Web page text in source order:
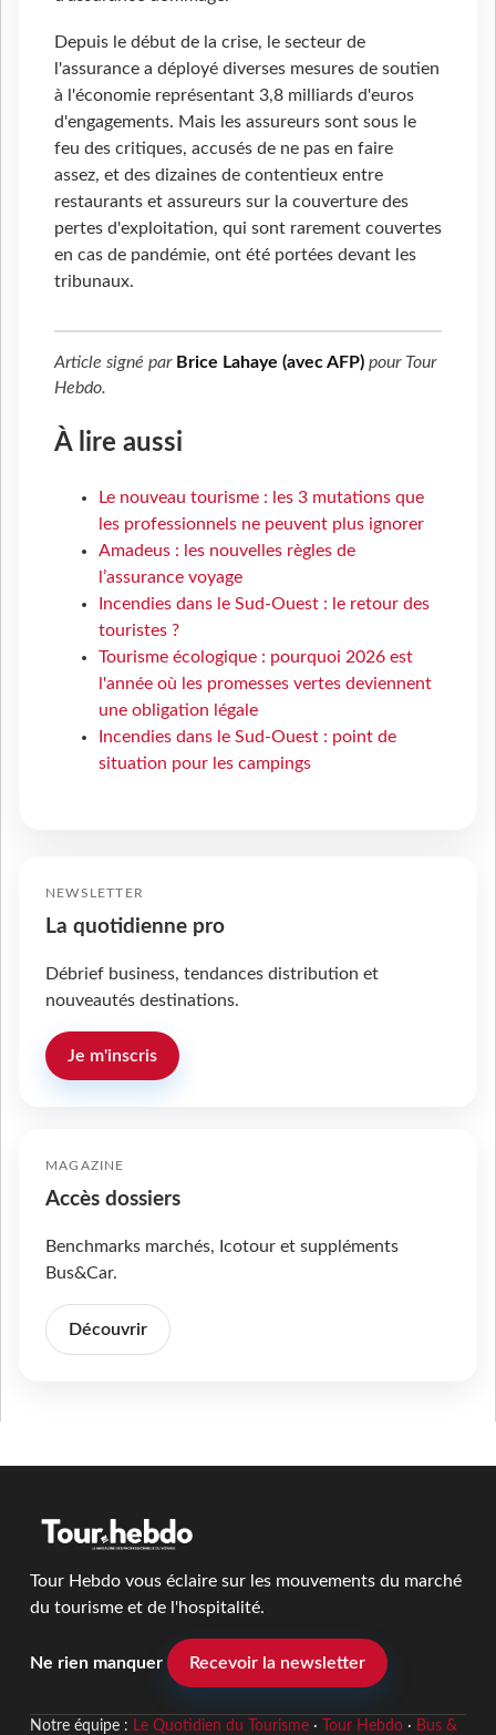
Depuis le début de la crise, le secteur de
l'assurance a déployé diverses mesures de soutien
à l'économie représentant 3,8 milliards d'euros
d'engagements. Mais les assureurs sont sous le
feu des critiques, accusés de ne pas en faire
assez, et des dizaines de contentieux entre
restaurants et assureurs sur la couverture des
pertes d'exploitation, qui sont rarement couvertes
en cas de pandémie, ont été portées devant les
tribunaux.
Article signé par Brice Lahaye (avec AFP) pour Tour
Hebdo.
À lire aussi
Le nouveau tourisme : les 3 mutations que
les professionnels ne peuvent plus ignorer
Amadeus : les nouvelles règles de
l’assurance voyage
Incendies dans le Sud-Ouest : le retour des
touristes ?
Tourisme écologique : pourquoi 2026 est
l'année où les promesses vertes deviennent
une obligation légale
Incendies dans le Sud-Ouest : point de
situation pour les campings
NEWSLETTER
La quotidienne pro
Débrief business, tendances distribution et
nouveautés destinations.
Je m'inscris
MAGAZINE
Accès dossiers
Benchmarks marchés, Icotour et suppléments
Bus&Car.
Découvrir
Tour Hebdo vous éclaire sur les mouvements du marché
du tourisme et de l'hospitalité.
Ne rien manquer Recevoir la newsletter
Notre équipe : Le Quotidien du Tourisme· Tour Hebdo· Bus &